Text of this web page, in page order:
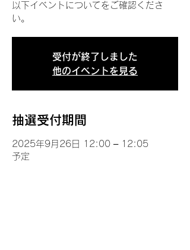
以下イベントについてをご確認くださ
い。
受付が終了しました
他のイベントを見る
抽選受付期間
2025年9月26日 12:00 – 12:05
予定